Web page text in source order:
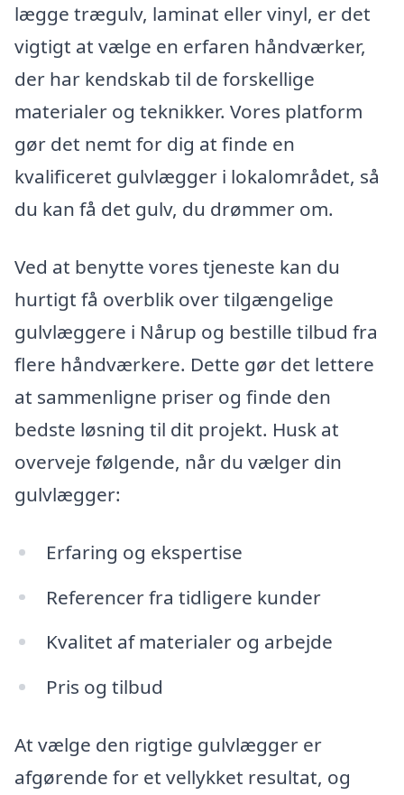
lægge trægulv, laminat eller vinyl, er det
vigtigt at vælge en erfaren håndværker,
der har kendskab til de forskellige
materialer og teknikker. Vores platform
gør det nemt for dig at finde en
kvalificeret gulvlægger i lokalområdet, så
du kan få det gulv, du drømmer om.
Ved at benytte vores tjeneste kan du
hurtigt få overblik over tilgængelige
gulvlæggere i Nårup og bestille tilbud fra
flere håndværkere. Dette gør det lettere
at sammenligne priser og finde den
bedste løsning til dit projekt. Husk at
overveje følgende, når du vælger din
gulvlægger:
Erfaring og ekspertise
Referencer fra tidligere kunder
Kvalitet af materialer og arbejde
Pris og tilbud
At vælge den rigtige gulvlægger er
afgørende for et vellykket resultat, og